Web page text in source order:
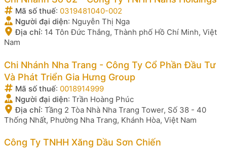
Mã số thuế: 0319481040-002
Người đại diện: Nguyễn Thị Nga
Địa chỉ: 14 Tôn Đức Thắng, Thành phố Hồ Chí Minh, Việt
Nam
Chi Nhánh Nha Trang - Công Ty Cổ Phần Đầu Tư
Và Phát Triển Gia Hưng Group
Mã số thuế: 0018914999
Người đại diện: Trần Hoàng Phúc
Địa chỉ: Tầng 2 Tòa Nhà Nha Trang Tower, Số 38 - 40
Thống Nhất, Phường Nha Trang, Khánh Hòa, Việt Nam
Công Ty TNHH Xăng Dầu Sơn Chiến